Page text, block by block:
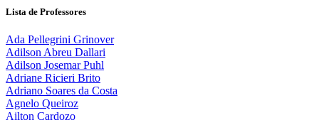
Lista de Professores
Ada Pellegrini Grinover
Adilson Abreu Dallari
Adilson Josemar Puhl
Adriane Ricieri Brito
Adriano Soares da Costa
Agnelo Queiroz
Ailton Cardozo